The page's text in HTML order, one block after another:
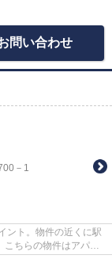
問い合わせ
－1
ント。物件の近くに駅
こちらの物件はアパー